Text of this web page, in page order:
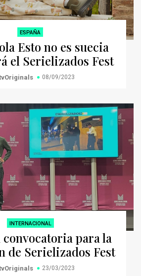
ESPAÑA
Esto no es suecia
el Serielizados Fest
08/09/2023
INTERNACIONAL
para la
de Serielizados Fest
23/03/2023